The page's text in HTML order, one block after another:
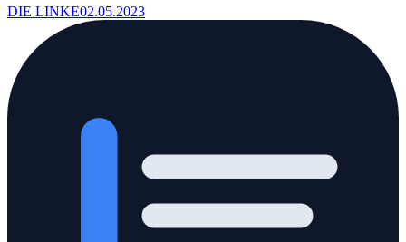
DIE LINKE02.05.2023